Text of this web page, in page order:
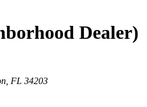
Dealer)
FL 34203